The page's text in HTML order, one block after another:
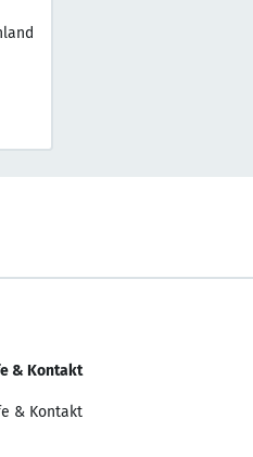
& Kontakt
& Kontakt